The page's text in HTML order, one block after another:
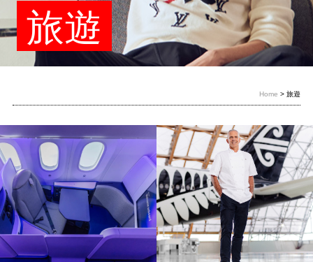
旅遊
Home > 旅遊